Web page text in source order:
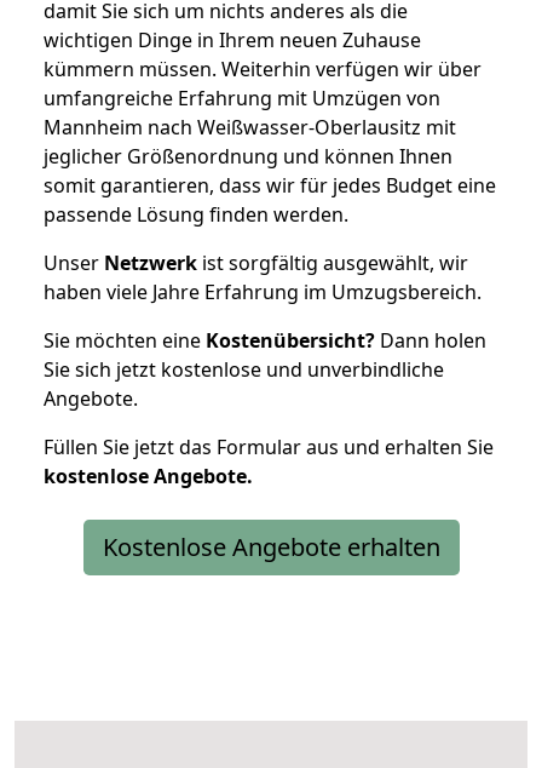
damit Sie sich um nichts anderes als die
wichtigen Dinge in Ihrem neuen Zuhause
kümmern müssen. Weiterhin verfügen wir über
umfangreiche Erfahrung mit Umzügen von
Mannheim nach Weißwasser-Oberlausitz mit
jeglicher Größenordnung und können Ihnen
somit garantieren, dass wir für jedes Budget eine
passende Lösung finden werden.
Unser Netzwerk ist sorgfältig ausgewählt, wir
haben viele Jahre Erfahrung im Umzugsbereich.
Sie möchten eine Kostenübersicht? Dann holen
Sie sich jetzt kostenlose und unverbindliche
Angebote.
Füllen Sie jetzt das Formular aus und erhalten Sie
kostenloseAngebote.
Kostenlose Angebote erhalten